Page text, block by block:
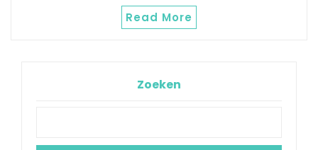
Read More
Zoeken